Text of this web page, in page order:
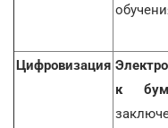
Цифровизация
к